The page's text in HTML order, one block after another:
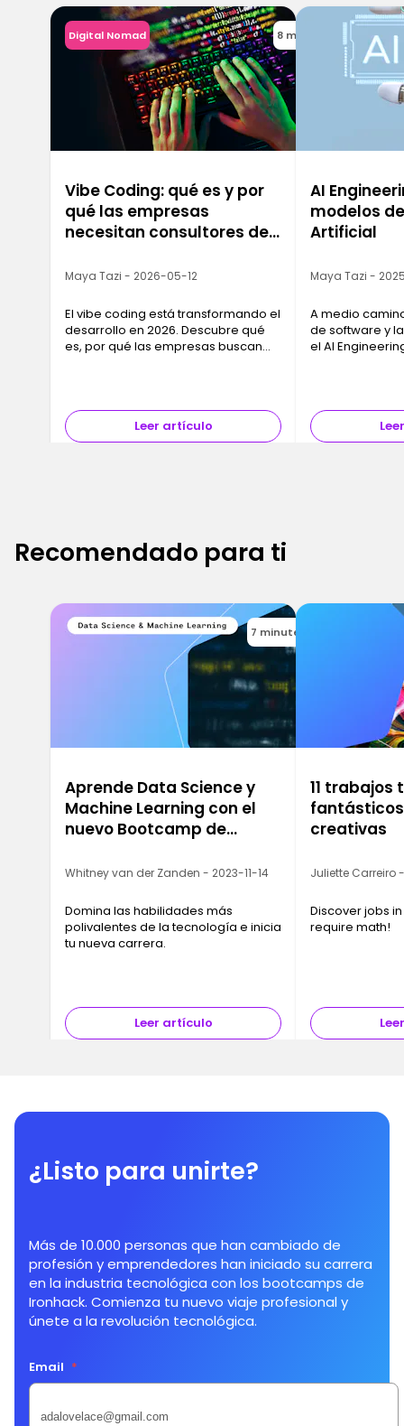
Digital Nomad 8 min
Vibe Coding: qué es y por
qué las empresas
necesitan consultores de
Maya Tazi - 2026-05-12
El vibe coding está transformando el
desarrollo en 2026. Descubre qué
es, por qué las empresas buscan
Leer artículo
AI
modelos
Artificial
Maya Tazi -
A medio
de software y
el AI
Recomendado para ti
7 minutes
Aprende Data Science y
Machine Learning con el
nuevo Bootcamp de
Whitney van der Zanden - 2023-11-14
Domina las habilidades más
polivalentes de la tecnología e inicia
tu nueva carrera.
Leer artículo
11 trabajos
creativas
Juliette Carreiro
Discover jobs
require math!
¿Listo para unirte?
Más de 10.000 personas que han cambiado de
profesión y emprendedores han iniciado su carrera
en la industria tecnológica con los bootcamps de
Ironhack. Comienza tu nuevo viaje profesional y
únete a la revolución tecnológica.
Email *